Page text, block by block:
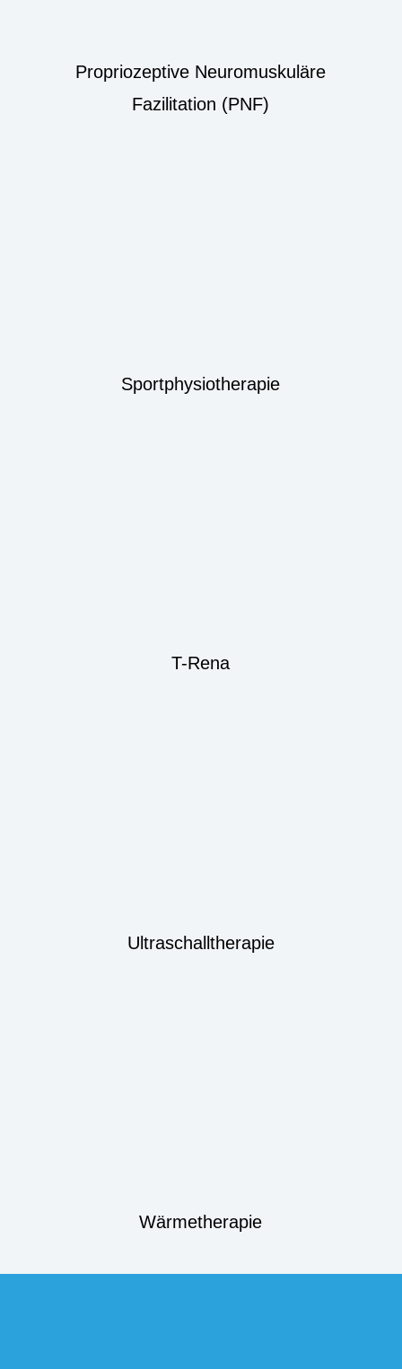
Propriozeptive Neuromuskuläre
Fazilitation (PNF)
Sportphysiotherapie
T-Rena
Ultraschalltherapie
Wärmetherapie